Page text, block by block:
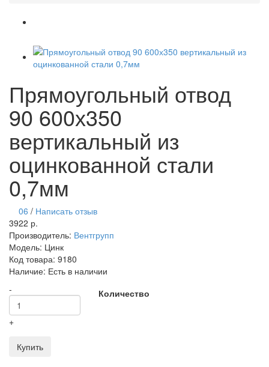
Прямоугольный отвод
90 600х350
вертикальный из
оцинкованной стали
0,7мм
06 / Написать отзыв
3922 р.
Производитель: Вентгрупп
Модель: Цинк
Код товара: 9180
Наличие: Есть в наличии
Количество
-
+
Купить